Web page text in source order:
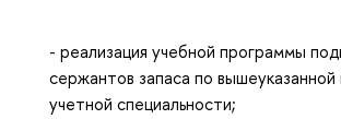
- реализация учебной программы
сержантов запаса по вышеуказанной
учетной специальности;